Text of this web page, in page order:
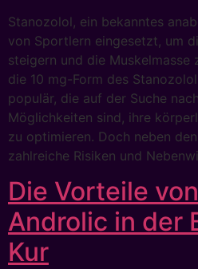
Stanozolol, ein bekanntes
von Sportlern eingesetzt, um
steigern und die Muskelmasse
die 10 mg-Form des
populär, die auf der Suche
Möglichkeiten sind, ihre
zu optimieren. Doch neben
zahlreiche Risiken und
Die Vorteile
Androlic in der
Kur